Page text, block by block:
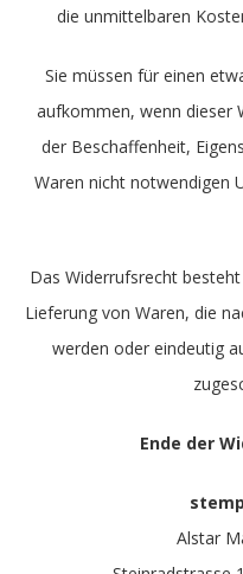
die unmittelbaren
Sie müssen für einen
aufkommen, wenn dieser
der Beschaffenheit,
Waren nicht notwendigen
Das Widerrufsrecht
Lieferung von Waren, die
werden oder eindeutig
Ende der
Alstar